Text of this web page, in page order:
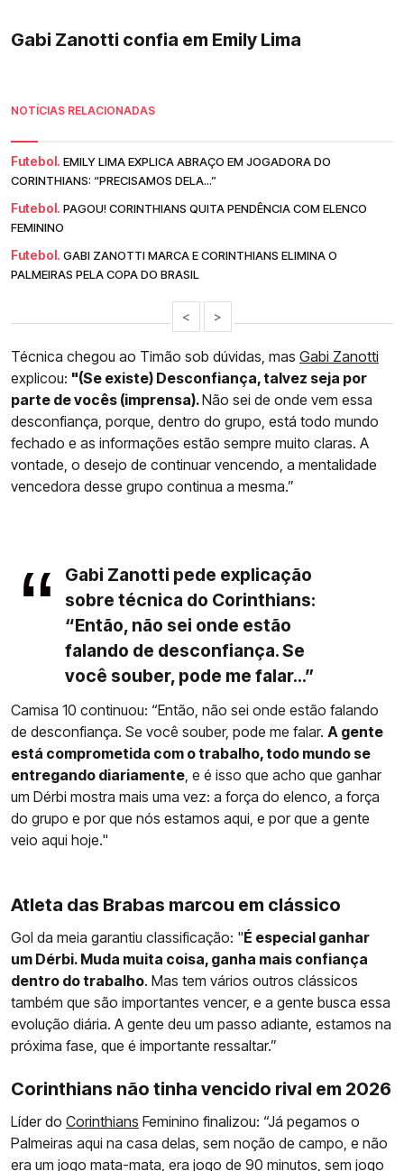
Gabi Zanotti confia em Emily Lima
NOTÍCIAS RELACIONADAS
Futebol. EMILY LIMA EXPLICA ABRAÇO EM JOGADORA DO
CORINTHIANS: “PRECISAMOS DELA...”
Futebol. PAGOU! CORINTHIANS QUITA PENDÊNCIA COM ELENCO
FEMININO
Futebol. GABI ZANOTTI MARCA E CORINTHIANS ELIMINA O
PALMEIRAS PELA COPA DO BRASIL
< >
Técnica chegou ao Timão sob dúvidas, mas Gabi Zanotti
explicou: "(Se existe) Desconfiança, talvez seja por
parte de vocês (imprensa).Não sei de onde vem essa
desconfiança, porque, dentro do grupo, está todo mundo
fechado e as informações estão sempre muito claras. A
vontade, o desejo de continuar vencendo, a mentalidade
vencedora desse grupo continua a mesma.”
Gabi Zanotti pede explicação
sobre técnica do Corinthians:
“Então, não sei onde estão
falando de desconfiança. Se
você souber, pode me falar...”
Camisa 10 continuou: “Então, não sei onde estão falando
de desconfiança. Se você souber, pode me falar. A gente
está comprometida com o trabalho, todo mundo se
entregando diariamente , e é isso que acho que ganhar
um Dérbi mostra mais uma vez: a força do elenco, a força
do grupo e por que nós estamos aqui, e por que a gente
veio aqui hoje."
Atleta das Brabas marcou em clássico
Gol da meia garantiu classificação: "É especial ganhar
um Dérbi. Muda muita coisa, ganha mais confiança
dentro do trabalho. Mas tem vários outros clássicos
também que são importantes vencer, e a gente busca essa
evolução diária. A gente deu um passo adiante, estamos na
próxima fase, que é importante ressaltar.”
Corinthians não tinha vencido rival em 2026
Líder do Corinthians Feminino finalizou: “Já pegamos o
Palmeiras aqui na casa delas, sem noção de campo, e não
era um jogo mata-mata, era jogo de 90 minutos, sem jogo